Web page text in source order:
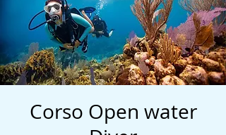
Corso Open water